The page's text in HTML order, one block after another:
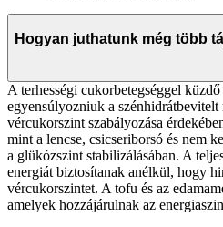
Hogyan juthatunk még több
A terhességi cukorbetegséggel
egyensúlyozniuk a szénhidrátbevitelt
vércukorszint szabályozása
mint a lencse, csicseriborsó és nem
a glükózszint stabilizálásában. A
energiát biztosítanak anélkül, hogy
vércukorszintet. A tofu és az
amelyek hozzájárulnak az